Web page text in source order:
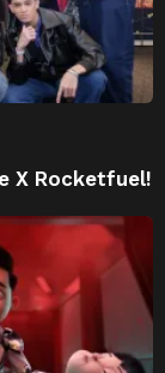
X Rocketfuel!